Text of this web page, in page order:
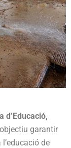
d’Educació,
garantir
de